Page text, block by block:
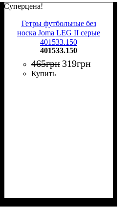
Суперцена!
Гетры футбольные без
носка Joma LEG II серые
401533.150
401533.150
465грн 319грн
Купить